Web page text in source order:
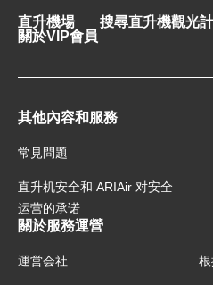
直升機場 搜尋直升機觀光
關於VIP會員
其他內容和服務
常見問題
直升机安全和 ARIAir 对安全
运营的承诺
關於服務運營
運営会社